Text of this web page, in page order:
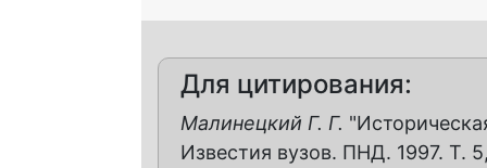
Для цитирования:
Малинецкий Г. Г.
Известия вузов. ПНД. 1997. Т.